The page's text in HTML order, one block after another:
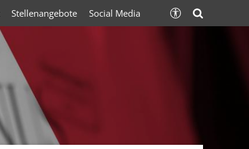
Stellenangebote Social Media